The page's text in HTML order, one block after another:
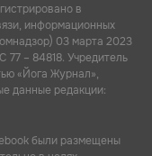
в
информационных
03 марта 2023
– 84818. Учредитель
«Йога Журнал»,
данные редакции:
были размещены